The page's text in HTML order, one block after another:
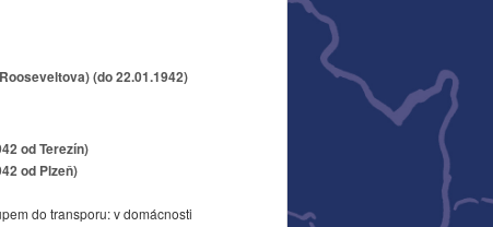
(do 22.01.1942)
od Terezín)
od Plzeň)
do transporu: v domácnosti